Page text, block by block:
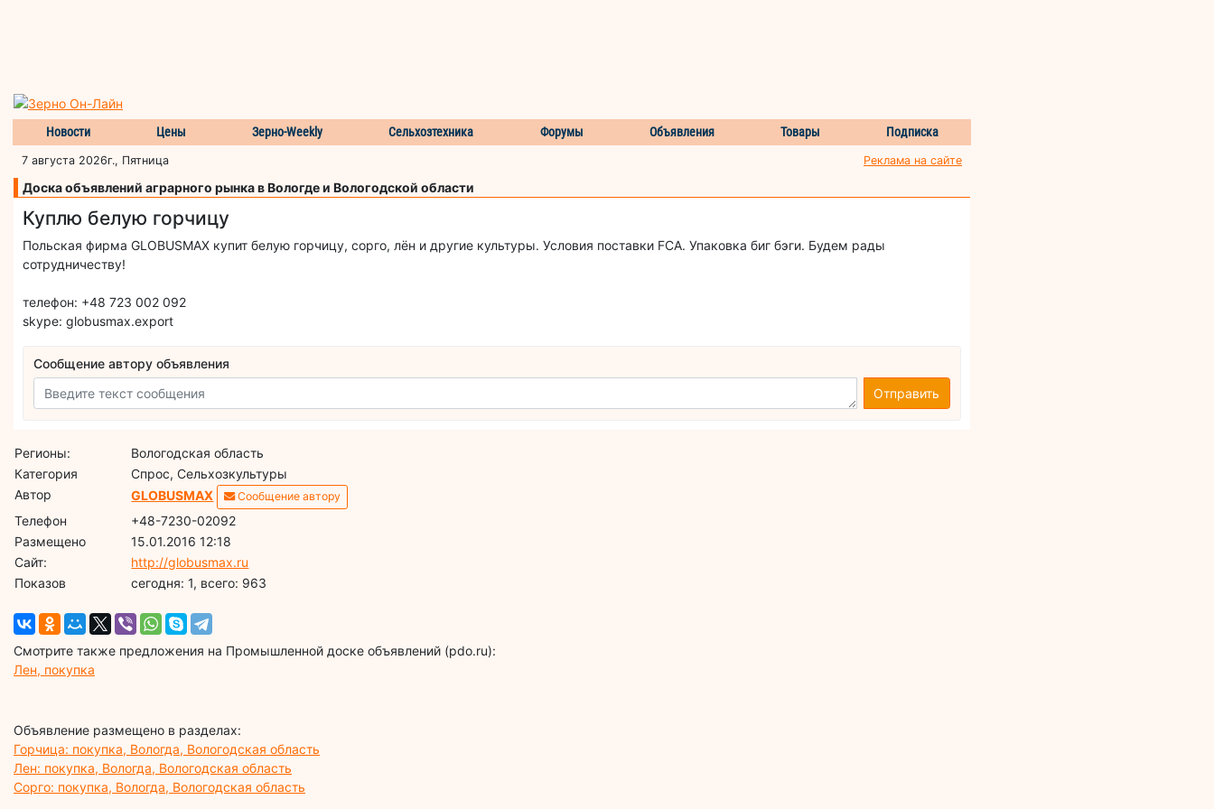
Новости Цены Зерно-Weekly Сельхозтехника Форумы Объявления Товары Подписка
7 августа 2026г., Пятница Реклама на сайте
Доска объявлений аграрного рынка в Вологде и Вологодской области
Куплю белую горчицу
Польская фирма GLOBUSMAX купит белую горчицу, сорго, лён и другие культуры. Условия поставки FCA. Упаковка биг бэги. Будем рады
сотрудничеству!
телефон: +48 723 002 092
skype: globusmax.export
Сообщение автору объявления
Отправить
Регионы:
Вологодская область
Категория
Спрос, Сельхозкультуры
Автор
GLOBUSMAX Сообщение автору
Телефон
+48-7230-02092
Размещено
15.01.2016 12:18
Сайт:
http://globusmax.ru
Показов
cегодня: 1, всего: 963
Смотрите также предложения на Промышленной доске объявлений (pdo.ru):
Лен, покупка
Объявление размещено в разделах:
Горчица: покупка, Вологда, Вологодская область
Лен: покупка, Вологда, Вологодская область
Сорго: покупка, Вологда, Вологодская область